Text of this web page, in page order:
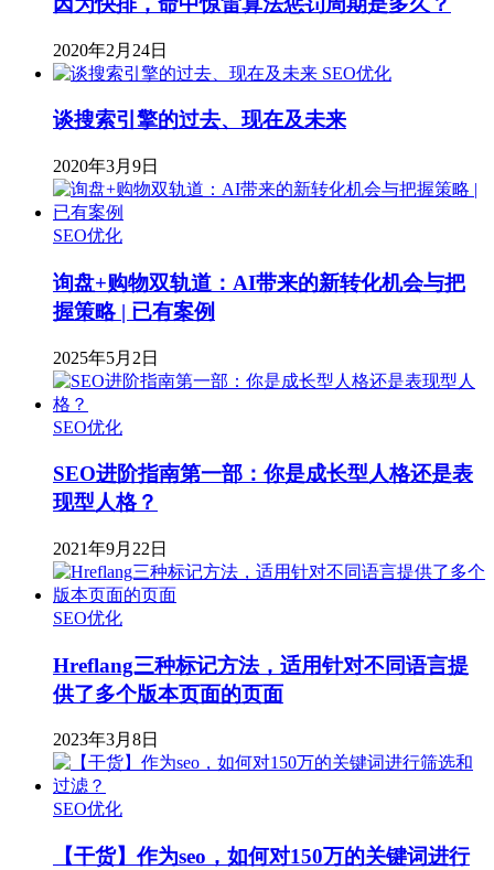
2020年2月24日
SEO优化
谈搜索引擎的过去、现在及未来
2020年3月9日
SEO优化
询盘+购物双轨道：AI带来的新转化机会与把
握策略 | 已有案例
2025年5月2日
SEO优化
SEO进阶指南第一部：你是成长型人格还是表
现型人格？
2021年9月22日
SEO优化
Hreflang三种标记方法，适用针对不同语言提
供了多个版本页面的页面
2023年3月8日
SEO优化
【干货】作为seo，如何对150万的关键词进行